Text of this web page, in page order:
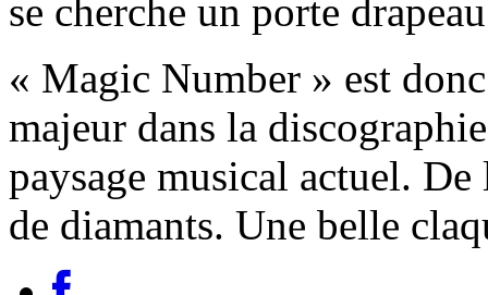
se cherche un porte
« Magic Number » est
majeur dans la
paysage musical actuel.
de diamants. Une belle